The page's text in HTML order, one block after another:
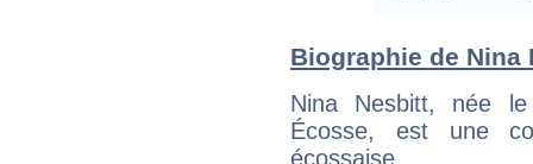
Biographie de Nina
Nina Nesbitt, née
Écosse, est une
écossaise.